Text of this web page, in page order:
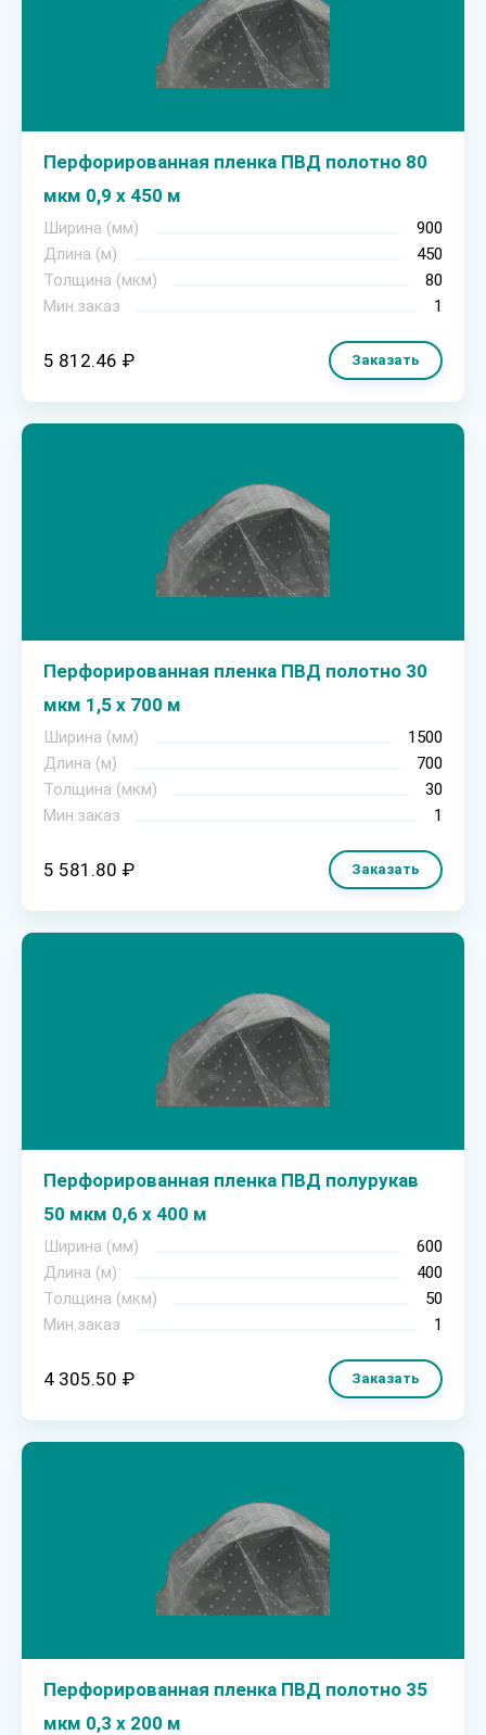
Перфорированная пленка ПВД полотно 80
мкм 0,9 х 450 м
Ширина (мм)
900
Длина (м)
450
Толщина (мкм)
80
Мин.заказ
1
5 812.46 ₽ Заказать
Перфорированная пленка ПВД полотно 30
мкм 1,5 х 700 м
Ширина (мм)
1500
Длина (м)
700
Толщина (мкм)
30
Мин.заказ
1
5 581.80 ₽ Заказать
Перфорированная пленка ПВД полурукав
50 мкм 0,6 х 400 м
Ширина (мм)
600
Длина (м)
400
Толщина (мкм)
50
Мин.заказ
1
4 305.50 ₽ Заказать
Перфорированная пленка ПВД полотно 35
мкм 0,3 х 200 м